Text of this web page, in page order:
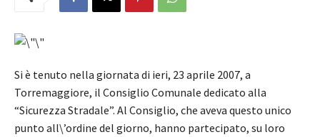
Si è tenuto nella giornata di ieri, 23 aprile 2007, a
Torremaggiore, il Consiglio Comunale dedicato alla
“Sicurezza Stradale”. Al Consiglio, che aveva questo unico
punto all\’ordine del giorno, hanno partecipato, su loro